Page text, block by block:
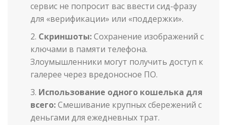
сервис не попросит вас ввести сид-фразу
для «верификации» или «поддержки».
Скриншоты:Сохранение изображений с
ключами в памяти телефона.
Злоумышленники могут получить доступ к
галерее через вредоносное ПО.
Использование одного кошелька для
всего:Смешивание крупных сбережений с
деньгами для ежедневных трат.